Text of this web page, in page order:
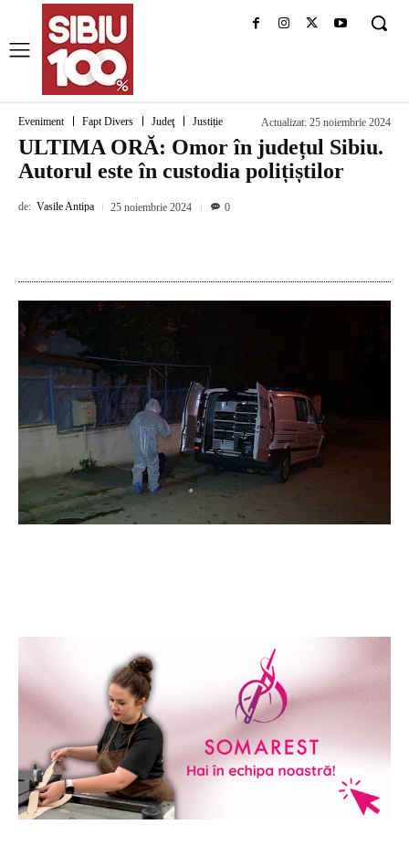
Eveniment Fapt Divers Judeţ Justiție Actualizat: 25 noiembrie 2024
ULTIMA ORĂ: Omor în județul Sibiu.
Autorul este în custodia polițiștilor
de: Vasile Antipa 25 noiembrie 2024 0